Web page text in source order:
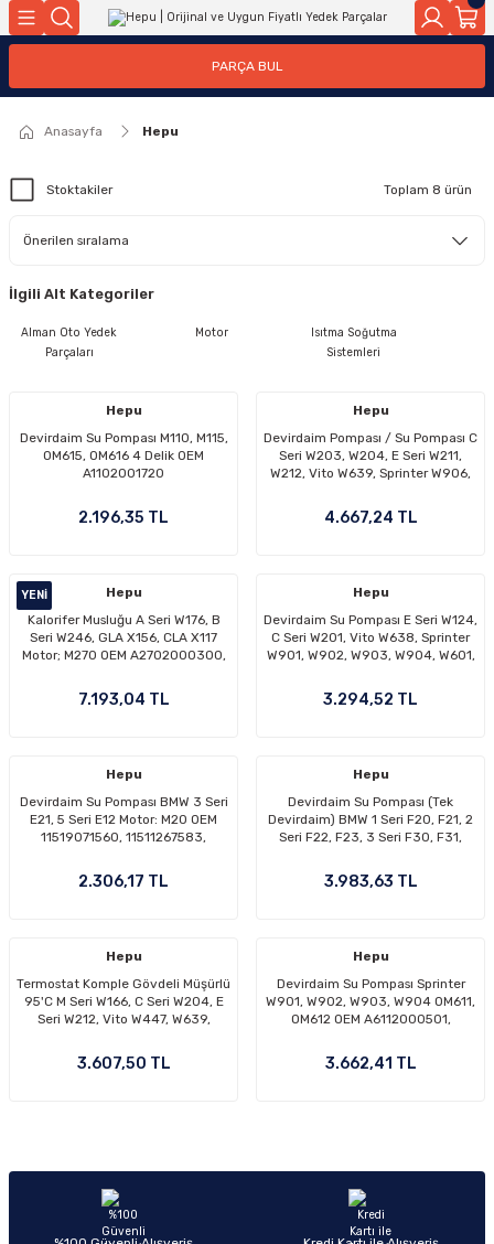
Geri Dön
Parçaları
Geri Dön
Geri Dön
Yakıt Pompası, Yakıt Hatları
Motor Elektrik
Alternatör Marş Motoru
Geri Dön
Geri Dön
Geri Dön
Kollar
Geri Dön
Sistemleri
Geri Dön
Ön Arka
Geri Dön
PARÇA BUL
Anasayfa Hepu
Stoktakiler Toplam 8 ürün
İlgili Alt Kategoriler
Alman Oto Yedek
Parçaları
Motor
Isıtma Soğutma
Sistemleri
Hepu
Devirdaim Su Pompası M110, M115,
OM615, OM616 4 Delik OEM
A1102001720
2.196,35 TL
Hepu
Devirdaim Pompası / Su Pompası C
Seri W203, W204, E Seri W211,
W212, Vito W639, Sprinter W906,
A6422001301, A6422001701
4.667,24 TL
YENI
Hepu
Kalorifer Musluğu A Seri W176, B
Seri W246, GLA X156, CLA X117
Motor; M270 OEM A2702000300,
7.193,04 TL
Hepu
Devirdaim Su Pompası E Seri W124,
C Seri W201, Vito W638, Sprinter
W901, W902, W903, W904, W601,
OEMA6022000220,
A6022000420, A6022000520,
3.294,52 TL
Hepu
Devirdaim Su Pompası BMW 3 Seri
E21, 5 Seri E12 Motor: M20 OEM
11519071560, 11511267583,
2.306,17 TL
Hepu
Devirdaim Su Pompası (Tek
Devirdaim) BMW 1 Seri F20, F21, 2
Seri F22, F23, 3 Seri F30, F31,
G30, G31, 6 Seri G32, 7 Seri G11,
G12, X3 Seri G01, X4 Seri G02,
3.983,63 TL
Hepu
Termostat Komple Gövdeli Müşürlü
95'C M Seri W166, C Seri W204, E
Seri W212, Vito W447, W639,
A6512002800, A6512001500
3.607,50 TL
Hepu
Devirdaim Su Pompası Sprinter
W901, W902, W903, W904 OM611,
OM612 OEM A6112000501,
A6112000501
3.662,41 TL